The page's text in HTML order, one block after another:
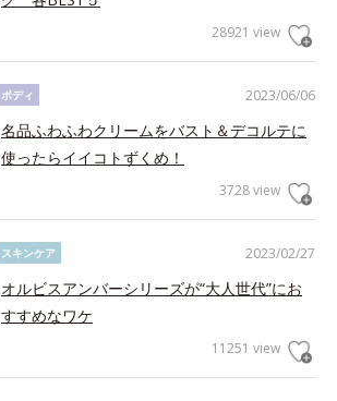
28921 view
2023/06/06
ボディ
名品ふわふわクリームをバスト＆デコルテに
使ったらイイコトずくめ！
3728 view
2023/02/27
スキンケア
オルビスアンバーシリーズが“大人世代”にお
すすめなワケ
11251 view